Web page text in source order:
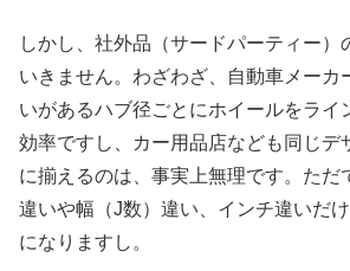
しかし、社外品（サードパーティー）
いきません。わざわざ、自動車メーカ
いがあるハブ径ごとにホイールをライ
効率ですし、カー用品店なども同じデ
に揃えるのは、事実上無理です。ただ
違いや幅（J数）違い、インチ違いだ
になりますし。